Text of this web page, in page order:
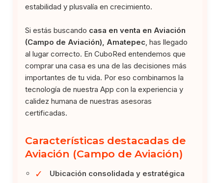
estabilidad y plusvalía en crecimiento.
Si estás buscando casa en venta en Aviación
(Campo de Aviación), Amatepec , has llegado
al lugar correcto. En CuboRed entendemos que
comprar una casa es una de las decisiones más
importantes de tu vida. Por eso combinamos la
tecnología de nuestra App con la experiencia y
calidez humana de nuestras asesoras
certificadas.
Características destacadas de
Aviación (Campo de Aviación)
✓ Ubicación consolidada y estratégica